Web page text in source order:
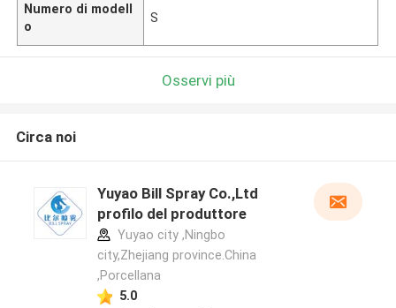
Numero di modell
o
S
Osservi più
Circa noi
Yuyao Bill Spray Co.,Ltd
profilo del produttore
Yuyao city ,Ningbo
city,Zhejiang province.China
,Porcellana
5.0